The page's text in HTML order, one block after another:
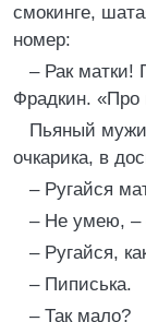
смокинге,
номер:
– Рак
Фрадкин. «Про
Пьяный
очкарика, в
– Ругайся
– Не умею, –
– Ругайся,
– Пиписька.
– Так мало?